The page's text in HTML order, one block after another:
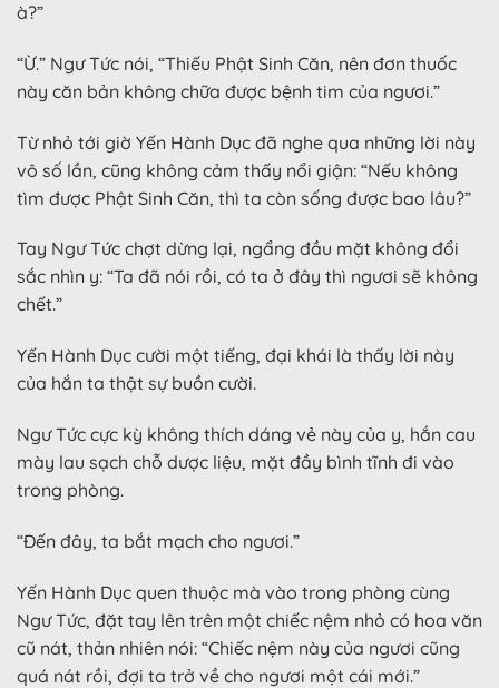
à?”
“Ừ.” Ngư Tức nói, “Thiếu Phật Sinh Căn, nên đơn thuốc
này căn bản không chữa được bệnh tim của ngươi.”
Từ nhỏ tới giờ Yến Hành Dục đã nghe qua những lời này
vô số lần, cũng không cảm thấy nổi giận: “Nếu không
tìm được Phật Sinh Căn, thì ta còn sống được bao lâu?”
Tay Ngư Tức chợt dừng lại, ngẩng đầu mặt không đổi
sắc nhìn y: “Ta đã nói rồi, có ta ở đây thì ngươi sẽ không
chết.”
Yến Hành Dục cười một tiếng, đại khái là thấy lời này
của hắn ta thật sự buồn cười.
Ngư Tức cực kỳ không thích dáng vẻ này của y, hắn cau
mày lau sạch chỗ dược liệu, mặt đầy bình tĩnh đi vào
trong phòng.
“Đến đây, ta bắt mạch cho ngươi.”
Yến Hành Dục quen thuộc mà vào trong phòng cùng
Ngư Tức, đặt tay lên trên một chiếc nệm nhỏ có hoa văn
cũ nát, thản nhiên nói: “Chiếc nệm này của ngươi cũng
quá nát rồi, đợi ta trở về cho ngươi một cái mới.”